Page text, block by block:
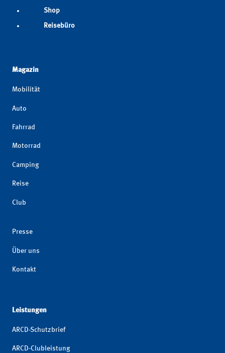
Shop
Reisebüro
Magazin
Mobilität
Auto
Fahrrad
Motorrad
Camping
Reise
Club
Presse
Über uns
Kontakt
Leistungen
ARCD-Schutzbrief
ARCD-Clubleistung